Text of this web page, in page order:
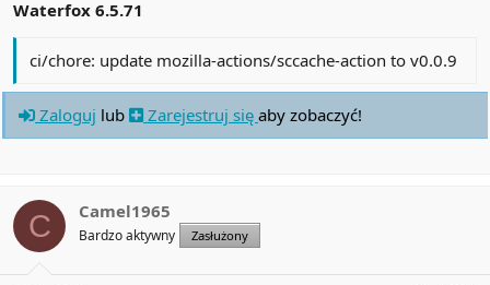
Waterfox 6.5.71
ci/chore: update mozilla-actions/sccache-action to v0.0.9
Zaloguj lub Zarejestruj się aby zobaczyć!
C Camel1965
Bardzo aktywny Zasłużony